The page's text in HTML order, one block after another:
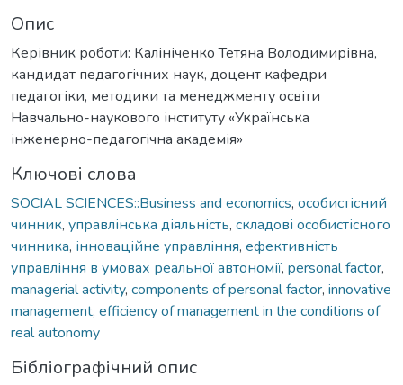
Опис
Керівник роботи: Калініченко Тетяна Володимирівна,
кандидат педагогічних наук, доцент кафедри
педагогіки, методики та менеджменту освіти
Навчально-наукового інституту «Українська
інженерно-педагогічна академія»
Ключові слова
SOCIAL SCIENCES::Business and economics, особистісний
чинник, управлінська діяльність, складові особистісного
чинника, інноваційне управління, ефективність
управління в умовах реальної автономії, personal factor,
managerial activity, components of personal factor, innovative
management, efficiency of management in the conditions of
real autonomy
Бібліографічний опис